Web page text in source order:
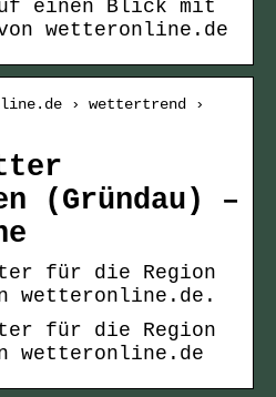
einen Blick mit
von wetteronline.de
› wettertrend ›
(Gründau) –
für die Region
wetteronline.de.
für die Region
wetteronline.de